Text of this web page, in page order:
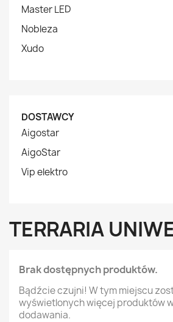
Master LED
Nobleza
Xudo
DOSTAWCY
Aigostar
AigoStar
Vip elektro
TERRARIA
Brak dostępnych produktów.
Bądźcie czujni! W tym miejscu
wyświetlonych więcej produktów
dodawania.